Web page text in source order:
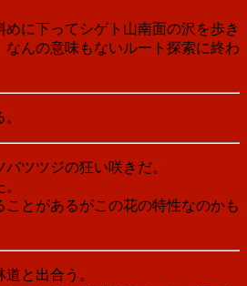
めに下ってシゲト山南面の沢を歩き
んの意味もないルート探索に終わ
ツツジの狂い咲きだ。
ことがあるがこの花の特性なのかも
と出合う。